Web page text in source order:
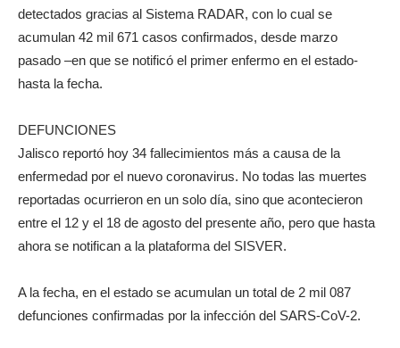
detectados gracias al Sistema RADAR, con lo cual se
acumulan 42 mil 671 casos confirmados, desde marzo
pasado –en que se notificó el primer enfermo en el estado-
hasta la fecha.
DEFUNCIONES
Jalisco reportó hoy 34 fallecimientos más a causa de la
enfermedad por el nuevo coronavirus. No todas las muertes
reportadas ocurrieron en un solo día, sino que acontecieron
entre el 12 y el 18 de agosto del presente año, pero que hasta
ahora se notifican a la plataforma del SISVER.
A la fecha, en el estado se acumulan un total de 2 mil 087
defunciones confirmadas por la infección del SARS-CoV-2.